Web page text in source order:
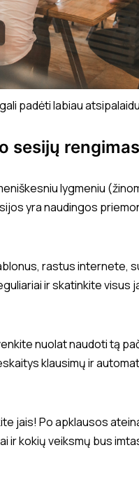
padėti labiau
sesijų rengimas
lygmeniu
yra naudingos
rastus internete,
ir skatinkite visus
nuolat naudoti tą
klausimų ir
jais! Po apklausos
ir kokių veiksmų bus